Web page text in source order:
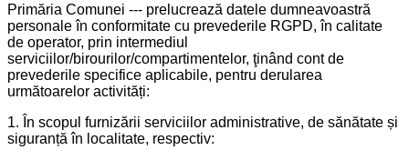
Primăria Comunei --- prelucrează datele dumneavoastră
personale în conformitate cu prevederile RGPD, în calitate
de operator, prin intermediul
serviciilor/birourilor/compartimentelor, ţinând cont de
prevederile specifice aplicabile, pentru derularea
următoarelor activități:
1. În scopul furnizării serviciilor administrative, de sănătate și
siguranță în localitate, respectiv: